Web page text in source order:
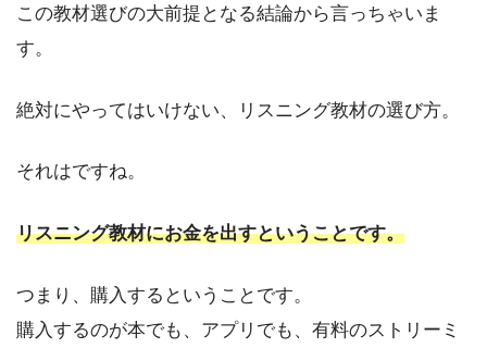
この教材選びの大前提となる結論から言っちゃいま
す。
絶対にやってはいけない、リスニング教材の選び方。
それはですね。
リスニング教材にお金を出すということです。
つまり、購入するということです。
購入するのが本でも、アプリでも、有料のストリーミ